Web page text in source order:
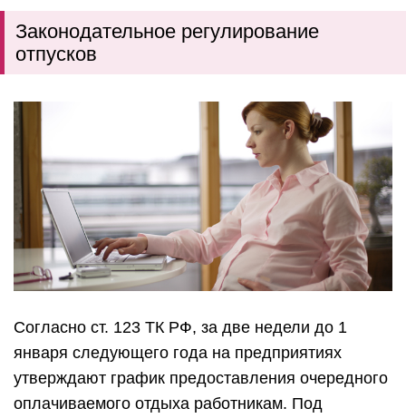
Законодательное регулирование
отпусков
Согласно ст. 123 ТК РФ, за две недели до 1
января следующего года на предприятиях
утверждают график предоставления очередного
оплачиваемого отдыха работникам. Под